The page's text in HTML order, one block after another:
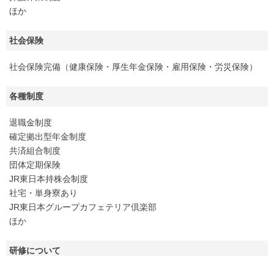
ほか
社会保険
社会保険完備（健康保険・厚生年金保険・雇用保険・労災保険）
各種制度
退職金制度
確定拠出型年金制度
共済組合制度
団体定期保険
JR東日本持株会制度
社宅・単身寮あり
JR東日本グループカフェテリア倶楽部
ほか
研修について